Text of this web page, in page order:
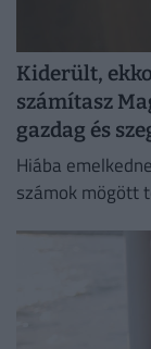
Kiderült,
számítasz
gazdag és
Hiába
számok mögött